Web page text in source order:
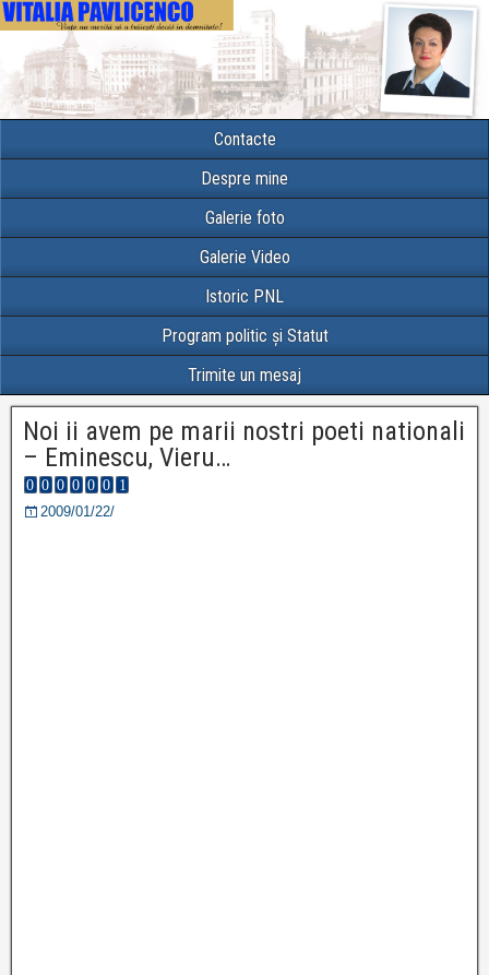
Contacte
Despre mine
Galerie foto
Galerie Video
Istoric PNL
Program politic și Statut
Trimite un mesaj
Noi ii avem pe marii nostri poeti nationali
– Eminescu, Vieru…
2009/01/22/